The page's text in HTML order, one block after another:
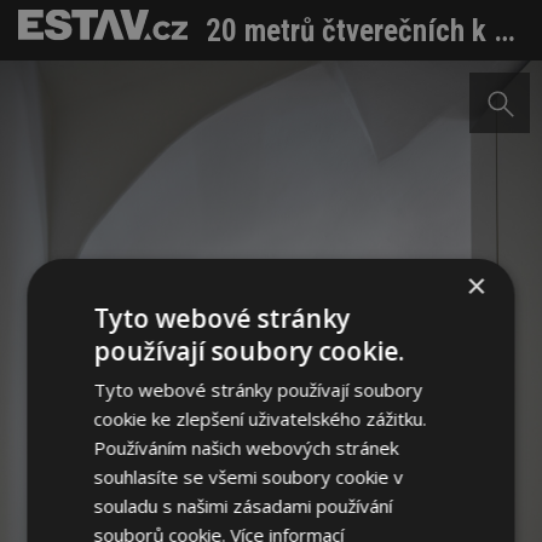
20 metrů čtverečních k pronájmu. Architekti kouzlili v malé místnosti historického objektu
×
Tyto webové stránky
používají soubory cookie.
Tyto webové stránky používají soubory
cookie ke zlepšení uživatelského zážitku.
Používáním našich webových stránek
souhlasíte se všemi soubory cookie v
souladu s našimi zásadami používání
souborů cookie.Více informací